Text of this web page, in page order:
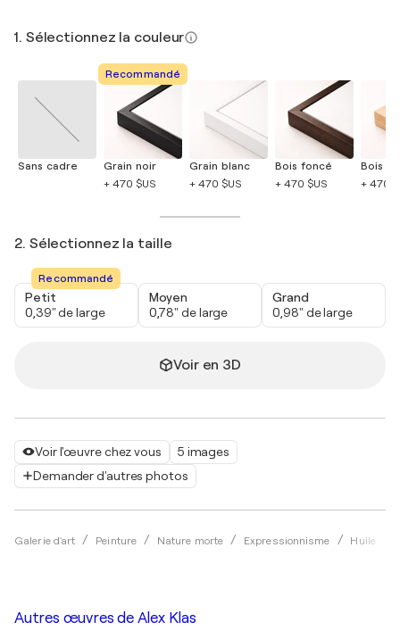
Voir l'œuvre chez vous
5 images
Demander d'autres photos
Galerie d'art Peinture Nature morte Expressionnisme Huile
1. Sélectionnez la couleur
Sans cadre
Recommandé
Grain noir
+ 470 $US
Grain blanc
+ 470 $US
Bois foncé
+ 470 $US
Bois
+ 470
2. Sélectionnez la taille
Recommandé
Petit
0,39" de large
Moyen
0,78" de large
Grand
0,98" de large
Voir en 3D
Autres œuvres de Alex Klas